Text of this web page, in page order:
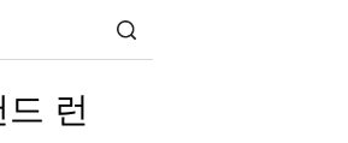
런